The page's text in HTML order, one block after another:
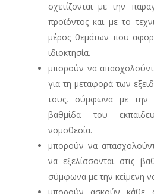
σχετίζονται με την
προϊόντος και με το
μέρος θεμάτων που
ιδιοκτησία.
μπορούν να
για τη μεταφορά των
τους, σύμφωνα με την
βαθμίδα του
νομοθεσία.
μπορούν να
να εξελίσσονται στις
σύμφωνα με την κείμενη